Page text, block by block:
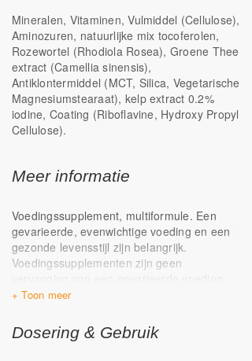
Bevat PABA en inositol
Selenium uit natriumseleniet en
seleniummethionine
Mineralen, Vitaminen, Vulmiddel (Cellulose),
Aminozuren, natuurlijke mix tocoferolen,
Rozewortel (Rhodiola Rosea), Groene Thee
extract (Camellia sinensis),
Antiklontermiddel (MCT, Silica, Vegetarische
Magnesiumstearaat), kelp extract 0.2%
iodine, Coating (Riboflavine, Hydroxy Propyl
Cellulose).
Meer informatie
Voedingssupplement, multiformule. Een
gevarieerde, evenwichtige voeding en een
gezonde levensstijl zijn belangrijk.
Voedingssupplementen zijn geen
Koel, droog, donker en buiten het bereik
van cumarine derivaten
(antistollingsmiddelen zoals warfarine,
Dosering & Gebruik